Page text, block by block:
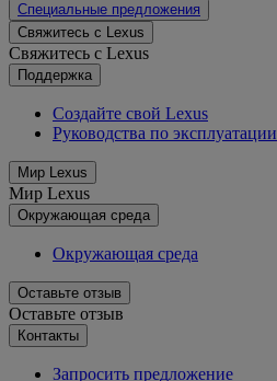
Специальные предложения
Свяжитесь с Lexus
Свяжитесь с Lexus
Поддержка
Создайте свой Lexus
Руководства по эксплуатации
Мир Lexus
Мир Lexus
Окружающая среда
Окружающая среда
Оставьте отзыв
Оставьте отзыв
Контакты
Запросить предложение